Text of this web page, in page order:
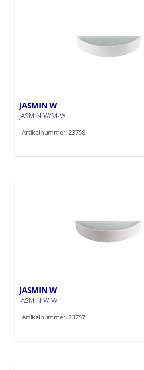
JASMIN W
JASMIN W/M-W
Artikelnummer: 23758
JASMIN W
JASMIN W-W
Artikelnummer: 23757